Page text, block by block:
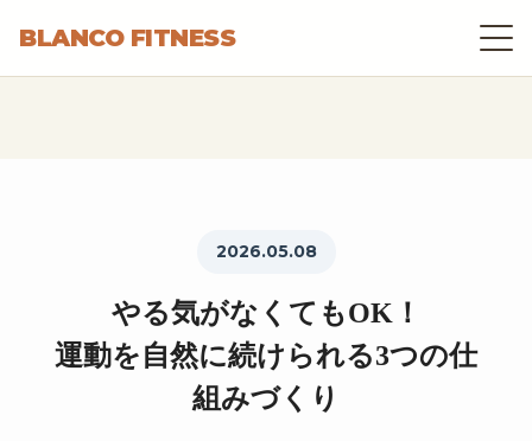
BLANCO FITNESS
2026.05.08
やる気がなくてもOK！
運動を自然に続けられる3つの仕
組みづくり